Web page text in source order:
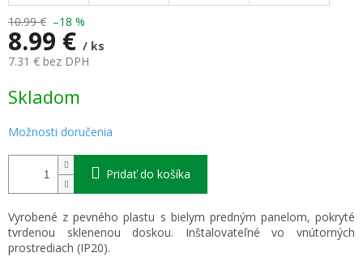
10.99 € –18 %
8.99 € / ks
7.31 € bez DPH
cena:
Skladom
Možnosti doručenia
Pridať do košíka
Vyrobené z pevného plastu s bielym predným panelom, pokryté
tvrdenou sklenenou doskou. Inštalovateľné vo vnútorných
prostrediach (IP20).